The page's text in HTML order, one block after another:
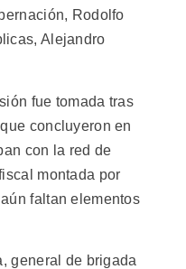
Rodolfo
Alejandro
fue tomada tras
concluyeron en
con la red de
montada por
faltan elementos
general de brigada